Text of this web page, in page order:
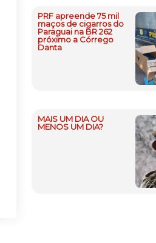
PRF apreende 75 mil
maços de cigarros do
Paraguai na BR 262
próximo a Córrego
Danta
MAIS UM DIA OU
MENOS UM DIA?